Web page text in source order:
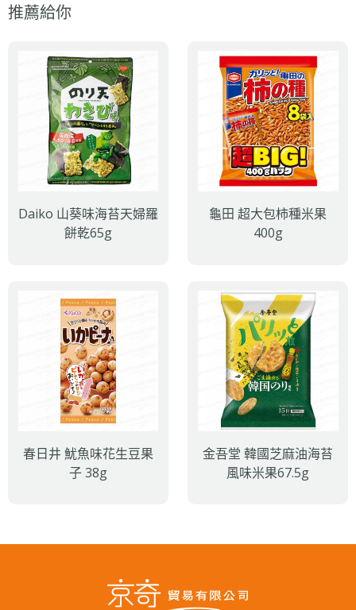
推薦給你
Daiko 山葵味海苔天婦羅
餅乾65g
龜田 超大包柿種米果
400g
春日井 魷魚味花生豆果
子 38g
金吾堂 韓國芝麻油海苔
風味米果67.5g